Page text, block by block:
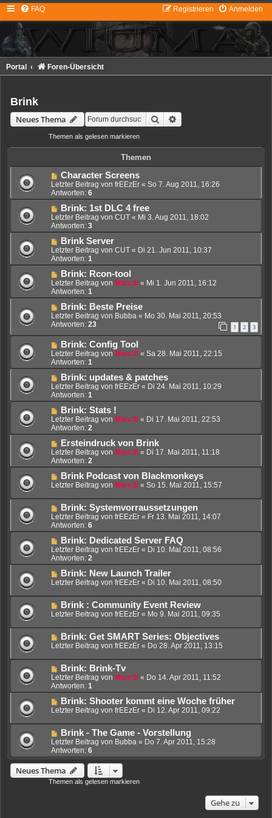
FAQ Anmelden
Registrieren
Portal Foren-Übersicht
Brink
Neues Thema Suche
Themen als gelesen markieren
Themen
Character Screens
Letzter Beitrag von frEEzEr « So 7. Aug 2011, 16:26
Antworten: 6
Brink: 1st DLC 4 free
Letzter Beitrag von CUT « Mi 3. Aug 2011, 18:02
Antworten: 3
Brink Server
Letzter Beitrag von CUT « Di 21. Jun 2011, 10:37
Antworten: 1
Brink: Rcon-tool
Letzter Beitrag von Marc3l « Mi 1. Jun 2011, 16:12
Antworten: 1
Brink: Beste Preise
Letzter Beitrag von Bubba « Mo 30. Mai 2011, 20:53
Antworten: 23 1 2 3
Brink: Config Tool
Letzter Beitrag von Marc3l « Sa 28. Mai 2011, 22:15
Antworten: 1
Brink: updates & patches
Letzter Beitrag von frEEzEr « Di 24. Mai 2011, 10:29
Antworten: 1
Brink: Stats !
Letzter Beitrag von Marc3l « Di 17. Mai 2011, 22:53
Antworten: 2
Ersteindruck von Brink
Letzter Beitrag von Marc3l « Di 17. Mai 2011, 11:18
Antworten: 2
Brink Podcast von Blackmonkeys
Letzter Beitrag von Marc3l « So 15. Mai 2011, 15:57
Brink: Systemvorraussetzungen
Letzter Beitrag von frEEzEr « Fr 13. Mai 2011, 14:07
Antworten: 6
Brink: Dedicated Server FAQ
Letzter Beitrag von frEEzEr « Di 10. Mai 2011, 08:56
Antworten: 2
Brink: New Launch Trailer
Letzter Beitrag von frEEzEr « Di 10. Mai 2011, 08:50
Brink : Community Event Review
Letzter Beitrag von frEEzEr « Mo 9. Mai 2011, 09:35
Brink: Get SMART Series: Objectives
Letzter Beitrag von frEEzEr « Do 28. Apr 2011, 13:15
Brink: Brink-Tv
Letzter Beitrag von Marc3l « Do 14. Apr 2011, 11:52
Antworten: 1
Brink: Shooter kommt eine Woche früher
Letzter Beitrag von frEEzEr « Di 12. Apr 2011, 09:22
Brink - The Game - Vorstellung
Letzter Beitrag von Bubba « Do 7. Apr 2011, 15:28
Antworten: 6
Neues Thema
Themen als gelesen markieren
Gehe zu